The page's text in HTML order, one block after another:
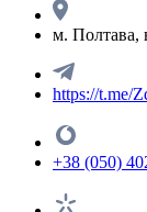
м. Полтава,
https://t.me/
+38 (050)